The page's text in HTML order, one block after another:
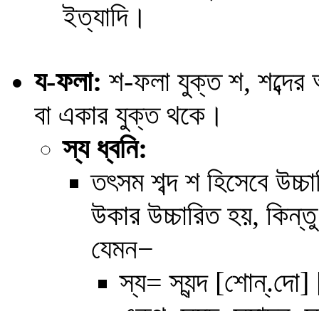
ইত্যাদি।
য-ফলা: শ-ফলা যুক্ত শ, শব্দের
বা একার যুক্ত থকে।
স্যধ্বনি:
তৎসম শব্দ শ হিসেবে
উকার উচ্চারিত হয়,
যেমন−
স্য= স্যন্দ [শোন্‌.দো]